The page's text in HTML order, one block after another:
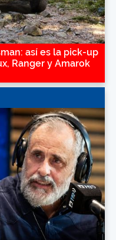
así es la pick-up
Ranger y Amarok